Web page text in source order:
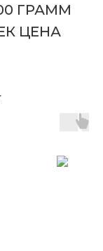
ГРАММ
ЦЕНА